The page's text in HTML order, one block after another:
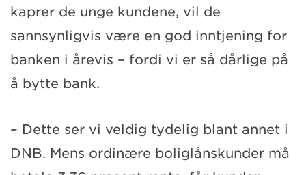
kaprer de unge kundene, vil de
sannsynligvis være en god inntjening for
banken i årevis – fordi vi er så dårlige på
å bytte bank.
– Dette ser vi veldig tydelig blant annet i
DNB. Mens ordinære boliglånskunder må